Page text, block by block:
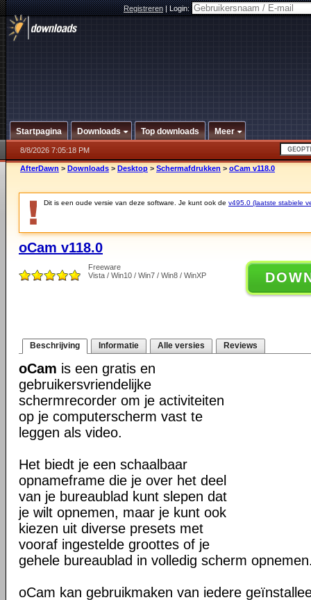
Registreren|Login:
Startpagina Downloads Top downloads Meer
8/8/2026 7:05:18 PM
AfterDawn > Downloads > Desktop > Schermafdrukken > oCam v118.0
Dit is een oude versie van deze software. Je kunt ook de v495.0 (laatste stabiele
oCam v118.0
Freeware
Vista / Win10 / Win7 / Win8 / WinXP
Beschrijving Informatie Alle versies Reviews
oCam is een gratis en
gebruikersvriendelijke
schermrecorder om je activiteiten
op je computerscherm vast te
leggen als video.
Het biedt je een schaalbaar
opnameframe die je over het deel
van je bureaublad kunt slepen dat
je wilt opnemen, maar je kunt ook
kiezen uit diverse presets met
vooraf ingestelde groottes of je
gehele bureaublad in volledig scherm
oCam kan gebruikmaken van iedere